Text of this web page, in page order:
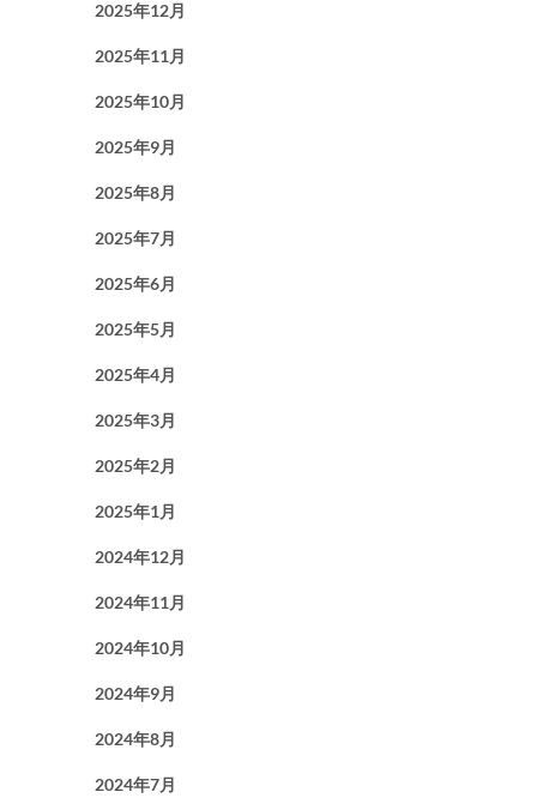
2025年12月
2025年11月
2025年10月
2025年9月
2025年8月
2025年7月
2025年6月
2025年5月
2025年4月
2025年3月
2025年2月
2025年1月
2024年12月
2024年11月
2024年10月
2024年9月
2024年8月
2024年7月